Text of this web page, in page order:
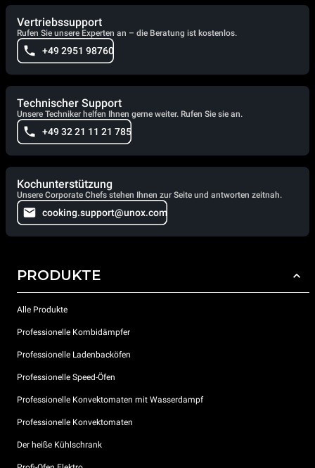
Vertriebssupport
Rufen Sie unsere Experten an – die Beratung ist kostenlos.
+49 2951 98760
Technischer Support
Unsere Techniker helfen Ihnen gerne weiter. Rufen Sie sie an.
+49 32 21 11 21 785
Kochunterstützung
Unsere Corporate Chefs stehen Ihnen zur Seite und antworten zeitnah.
cooking.support@unox.com
PRODUKTE
Alle Produkte
Professionelle Kombidämpfer
Professionelle Ladenbacköfen
Professionelle Speed-Öfen
Professionelle Konvektomaten mit Wasserdampf
Professionelle Konvektomaten
Der heiße Kühlschrank